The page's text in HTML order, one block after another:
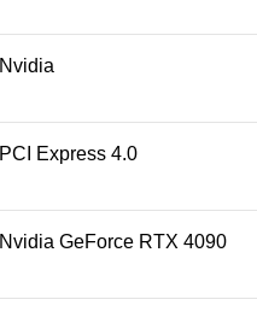
Nvidia
PCI Express 4.0
Nvidia GeForce RTX 4090